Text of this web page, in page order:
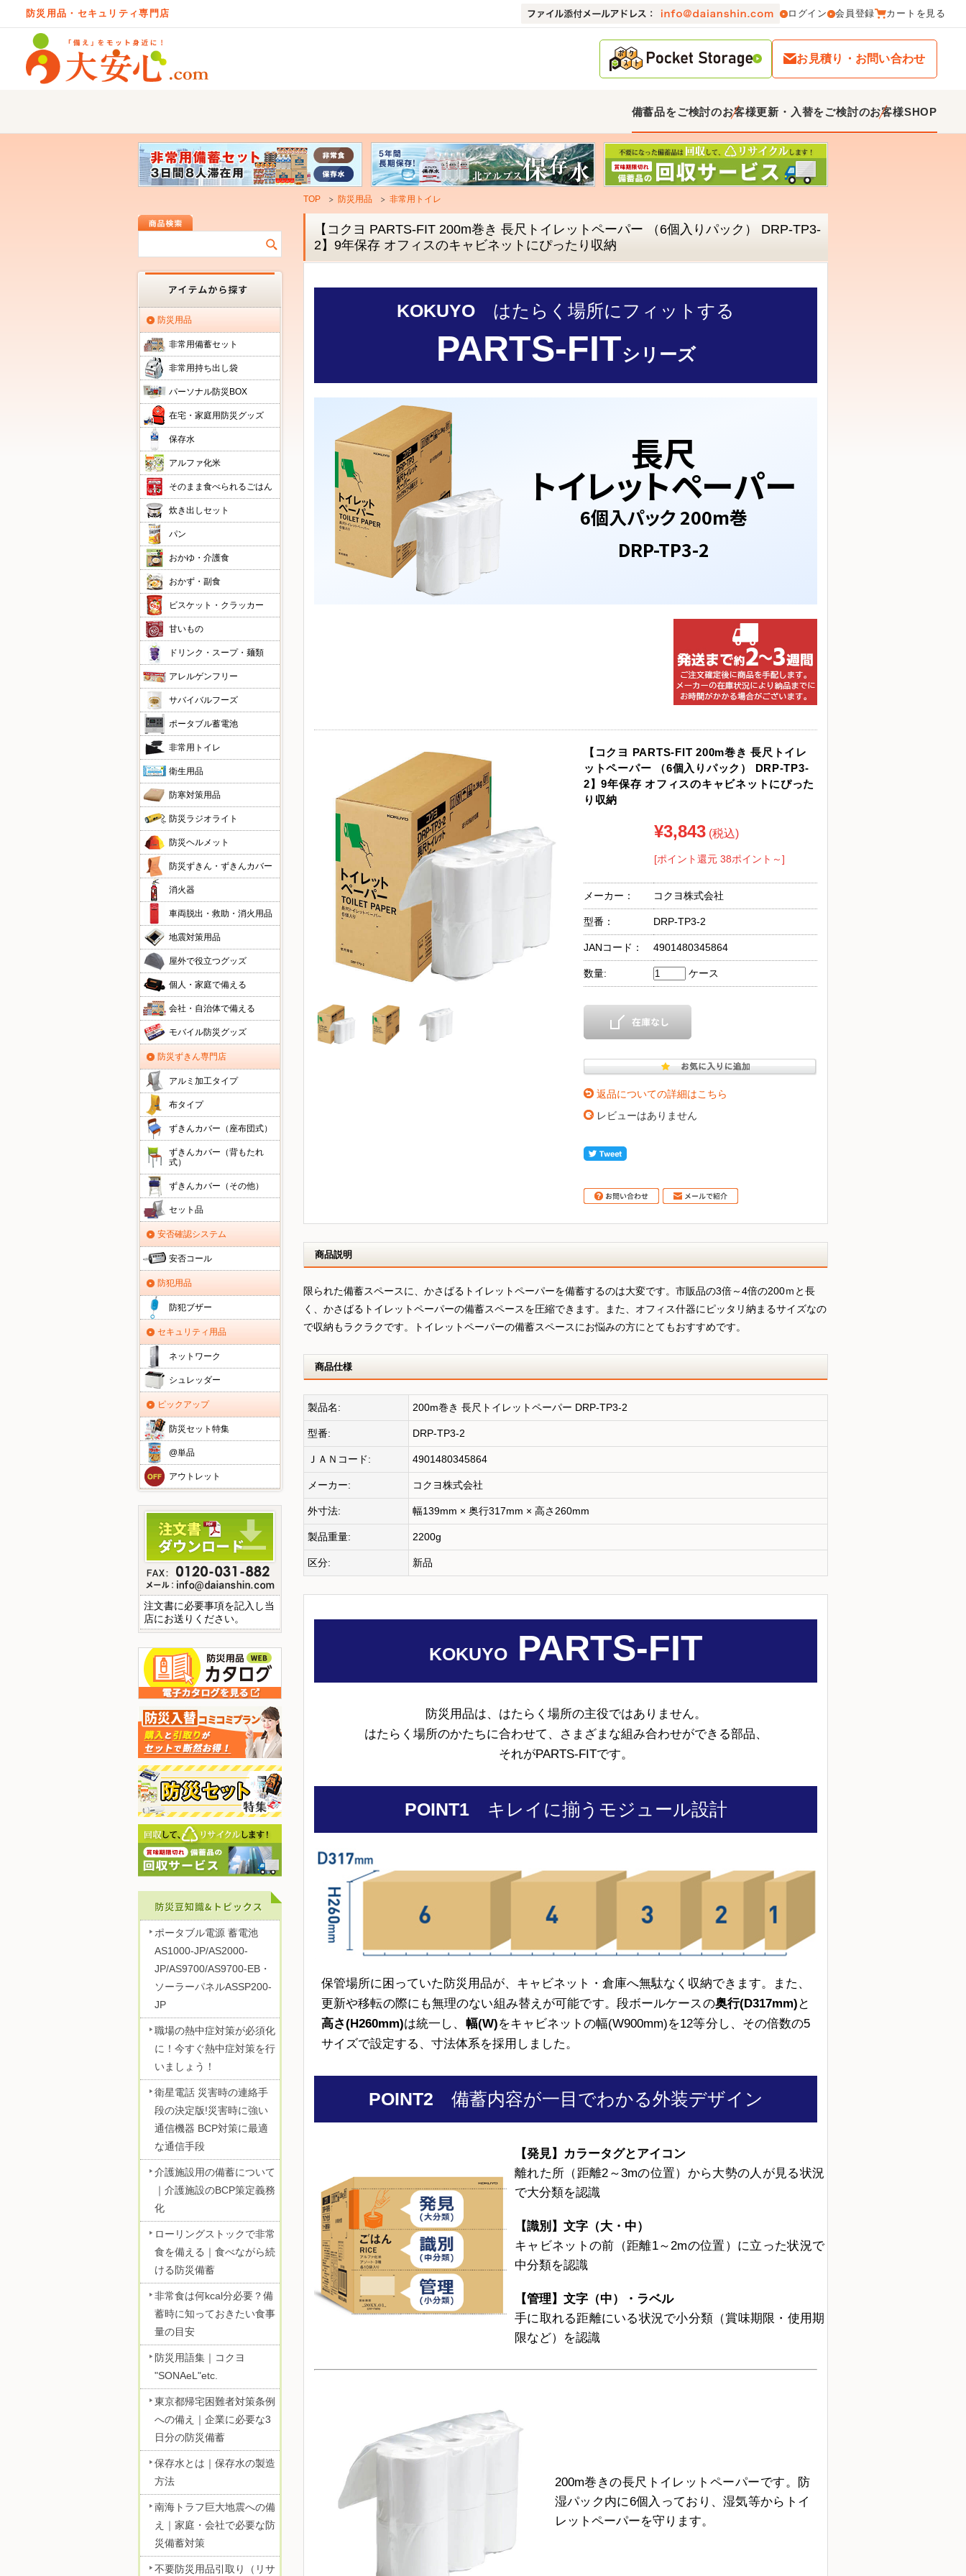
防災用品・セキュリティ専門店 ログイン 会員登録 カートを見る
お見積り・お問い合わせ
備蓄品をご検討のお客様更新・入替をご検討のお客様SHOP
TOP 防災用品 非常用トイレ
【コクヨ PARTS-FIT 200m巻き 長尺トイレットペーパー （6個入りパック） DRP-TP3-
2】9年保存 オフィスのキャビネットにぴったり収納
KOKUYO はたらく場所にフィットする
PARTS-FITシリーズ
長尺
トイレットペーパー
6個入パック 200m巻
DRP-TP3-2
【コクヨ PARTS-FIT 200m巻き 長尺トイレ
ットペーパー （6個入りパック） DRP-TP3-
2】9年保存 オフィスのキャビネットにぴった
り収納
¥3,843 (税込)
[ポイント還元 38ポイント～]
メーカー： コクヨ株式会社
型番： DRP-TP3-2
JANコード： 4901480345864
数量: ケース
返品についての詳細はこちら
レビューはありません
商品説明
限られた備蓄スペースに、かさばるトイレットペーパーを備蓄するのは大変です。市販品の3倍～4倍の200ｍと長
く、かさばるトイレットペーパーの備蓄スペースを圧縮できます。また、オフィス什器にピッタリ納まるサイズなの
で収納もラクラクです。トイレットペーパーの備蓄スペースにお悩みの方にとてもおすすめです。
商品仕様
製品名: 200m巻き 長尺トイレットペーパー DRP-TP3-2
型番: DRP-TP3-2
ＪＡＮコード: 4901480345864
メーカー: コクヨ株式会社
外寸法: 幅139mm × 奥行317mm × 高さ260mm
製品重量: 2200g
区分: 新品
KOKUYO PARTS-FIT
防災用品は、はたらく場所の主役ではありません。
はたらく場所のかたちに合わせて、
さまざまな組み合わせができる部品、
それがPARTS-FITです。
POINT1キレイに揃うモジュール設計
保管場所に困っていた防災用品が、キャビネット・倉庫へ無駄なく収納できます。また、
更新や移転の際にも無理のない組み替えが可能です。段ボールケースの奥行(D317mm) と
高さ(H260mm)は統一し、 幅(W)をキャビネットの幅(W900mm)を12等分し、その倍数の5
サイズで設定する、寸法体系を採用しました。
POINT2 備蓄内容が一目でわかる外装デザイン
【発見】カラータグとアイコン
離れた所（距離2～3mの位置）から大勢の人が見る状況
で大分類を認識
【識別】文字（大・中）
キャビネットの前（距離1～2mの位置）に立った状況で
中分類を認識
【管理】文字（中）・ラベル
手に取れる距離にいる状況で小分類（賞味期限・使用期
限など）を認識
200m巻きの長尺トイレットペーパーです。防
湿パック内に6個入っており、湿気等からトイ
レットペーパーを守ります。
防災用品
非常用備蓄セット
非常用持ち出し袋
パーソナル防災BOX
在宅・家庭用防災グッズ
保存水
アルファ化米
そのまま食べられるごはん
炊き出しセット
パン
おかゆ・介護食
おかず・副食
ビスケット・クラッカー
甘いもの
ドリンク・スープ・麺類
アレルゲンフリー
サバイバルフーズ
ポータブル蓄電池
非常用トイレ
衛生用品
防寒対策用品
防災ラジオライト
防災ヘルメット
防災ずきん・ずきんカバー
消火器
車両脱出・救助・消火用品
地震対策用品
屋外で役立つグッズ
個人・家庭で備える
会社・自治体で備える
モバイル防災グッズ
防災ずきん専門店
アルミ加工タイプ
布タイプ
ずきんカバー（座布団式）
ずきんカバー（背もたれ
式）
ずきんカバー（その他）
セット品
安否確認システム
安否コール
防犯用品
防犯ブザー
セキュリティ用品
ネットワーク
シュレッダー
ピックアップ
防災セット特集
@単品
アウトレット
注文書に必要事項を記入し当
店にお送りください。
ポータブル電源 蓄電池
AS1000-JP/AS2000-
JP/AS9700/AS9700-EB・
ソーラーパネルASSP200-
JP
職場の熱中症対策が必須化
に！今すぐ熱中症対策を行
いましょう！
衛星電話 災害時の連絡手
段の決定版!災害時に強い
通信機器 BCP対策に最適
な通信手段
介護施設用の備蓄について
｜介護施設のBCP策定義務
化
ローリングストックで非常
食を備える｜食べながら続
ける防災備蓄
非常食は何kcal分必要？備
蓄時に知っておきたい食事
量の目安
防災用語集｜コクヨ
"SONAeL"etc.
東京都帰宅困難者対策条例
への備え｜企業に必要な3
日分の防災備蓄
保存水とは｜保存水の製造
方法
南海トラフ巨大地震への備
え｜家庭・会社で必要な防
災備蓄対策
不要防災用品引取り（リサ